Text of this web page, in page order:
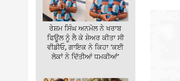
ਰੇਸ਼ਮ ਸਿੰਘ ਅਨਮੋਲ ਨੇ ਖਰਾਬ
ਫਿਊਲ ਨੂੰ ਲੈ ਕੇ ਸ਼ੇਅਰ ਕੀਤਾ ਸੀ
ਵੀਡੀਓ, ਗਾਇਕ ਨੇ ਕਿਹਾ ‘ਕਈ
ਲੋਕਾਂ ਨੇ ਦਿੱਤੀਆਂ ਧਮਕੀਆਂ’